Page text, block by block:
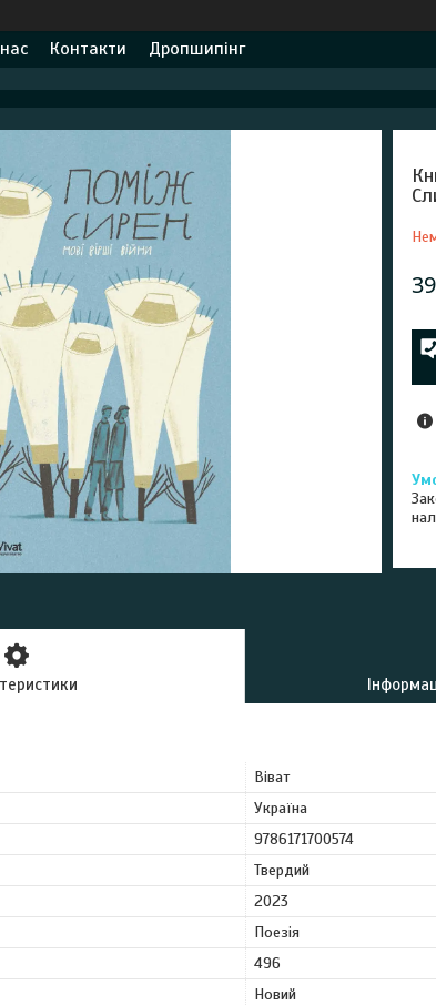
Контакти Дропшипінг
Віват
Україна
9786171700574
Твердий
2023
Поезія
496
Новий